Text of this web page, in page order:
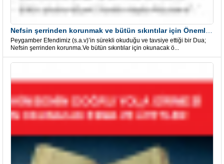
Peygamber Efendimiz (s.a.v)’in sürekli okuduğu ve tavsiye ettiği bir Dua;
Nefsin şerrinden korunma.Ve bütün sıkıntılar için okunacak ö...